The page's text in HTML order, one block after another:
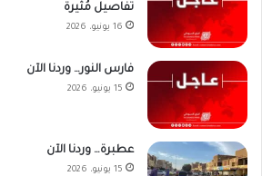
تفاصيل مُثيرة
16 يونيو، 2026
فارس النور… وردنا الآن
15 يونيو، 2026
عطبرة… وردنا الآن
15 يونيو، 2026